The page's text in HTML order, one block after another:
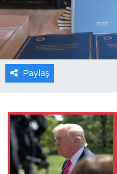
Paylaş
Video
Sağlık
Foto Haber
Xinhua Türkiye
Seyahat